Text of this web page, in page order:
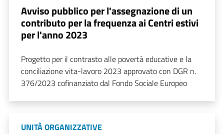
Avviso pubblico per l'assegnazione di un
contributo per la frequenza ai Centri estivi
per l'anno 2023
Progetto per il contrasto alle povertà educative e la
conciliazione vita-lavoro 2023 approvato con DGR n.
376/2023 cofinanziato dal Fondo Sociale Europeo
UNITÀ ORGANIZZATIVE